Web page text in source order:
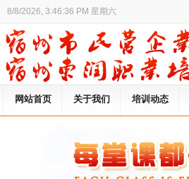
8/8/2026, 3:46:36 PM 星期六
网站首页 关于我们 培训动态